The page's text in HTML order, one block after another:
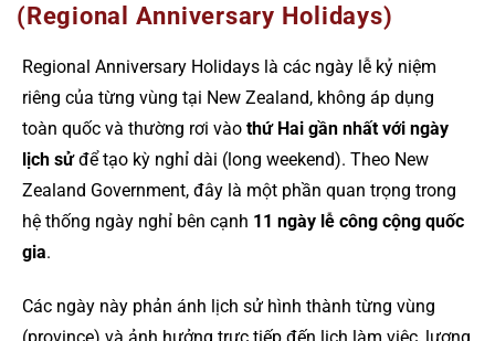
(Regional Anniversary Holidays)
Regional Anniversary Holidays là các ngày lễ kỷ niệm
riêng của từng vùng tại New Zealand, không áp dụng
toàn quốc và thường rơi vào thứ Hai gần nhất với ngày
lịch sửđể tạo kỳ nghỉ dài (long weekend). Theo New
Zealand Government, đây là một phần quan trọng trong
hệ thống ngày nghỉ bên cạnh 11 ngày lễ công cộng quốc
gia.
Các ngày này phản ánh lịch sử hình thành từng vùng
(province) và ảnh hưởng trực tiếp đến lịch làm việc, lương